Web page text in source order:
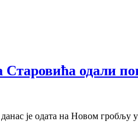
Старовића одали
је одата на Новом